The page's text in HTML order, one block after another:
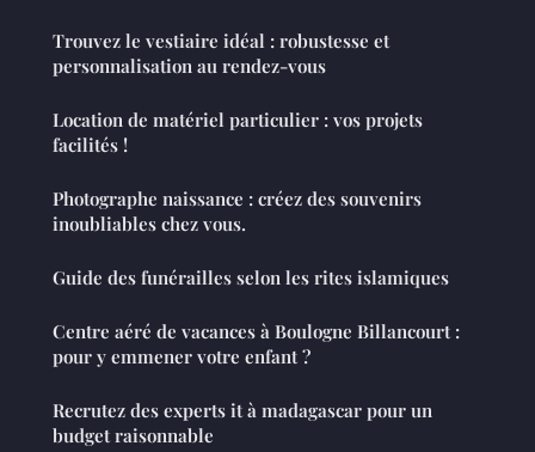
Trouvez le vestiaire idéal : robustesse et
personnalisation au rendez-vous
Location de matériel particulier : vos projets
facilités !
Photographe naissance : créez des souvenirs
inoubliables chez vous.
Guide des funérailles selon les rites islamiques
Centre aéré de vacances à Boulogne Billancourt :
pour y emmener votre enfant ?
Recrutez des experts it à madagascar pour un
budget raisonnable